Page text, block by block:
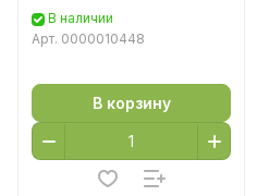
В наличии
Арт. 0000010448
В корзину